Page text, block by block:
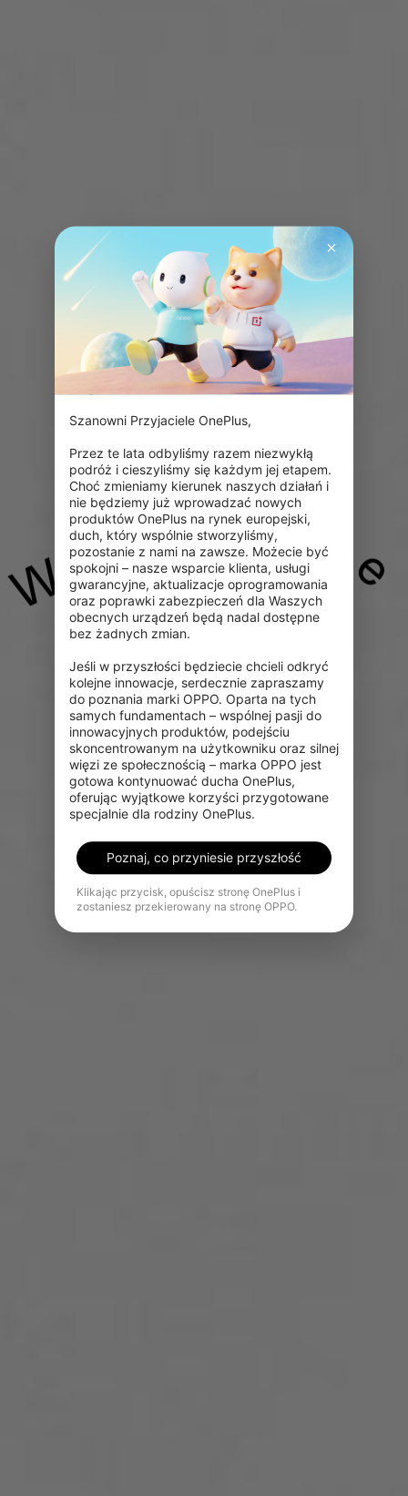
W
hat
’
sin th
e
box
?
Szanowni Przyjaciele OnePlus,
Przez te lata odbyliśmy razem niezwykłą
podróż i cieszyliśmy się każdym jej etapem.
Choć zmieniamy kierunek naszych działań i
nie będziemy już wprowadzać nowych
produktów OnePlus na rynek europejski,
duch, który wspólnie stworzyliśmy,
pozostanie z nami na zawsze. Możecie być
spokojni – nasze wsparcie klienta, usługi
gwarancyjne, aktualizacje oprogramowania
oraz poprawki zabezpieczeń dla Waszych
obecnych urządzeń będą nadal dostępne
bez żadnych zmian.
Jeśli w przyszłości będziecie chcieli odkryć
kolejne innowacje, serdecznie zapraszamy
do poznania marki OPPO. Oparta na tych
samych fundamentach – wspólnej pasji do
innowacyjnych produktów, podejściu
skoncentrowanym na użytkowniku oraz silnej
więzi ze społecznością – marka OPPO jest
gotowa kontynuować ducha OnePlus,
oferując wyjątkowe korzyści przygotowane
specjalnie dla rodziny OnePlus.
Poznaj, co przyniesie przyszłość
Klikając przycisk, opuścisz stronę OnePlus i
zostaniesz przekierowany na stronę OPPO.